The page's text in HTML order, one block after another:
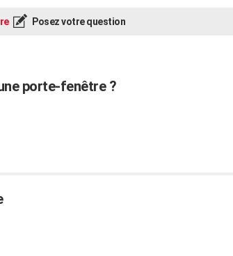
Posez votre question
porte-fenêtre ?